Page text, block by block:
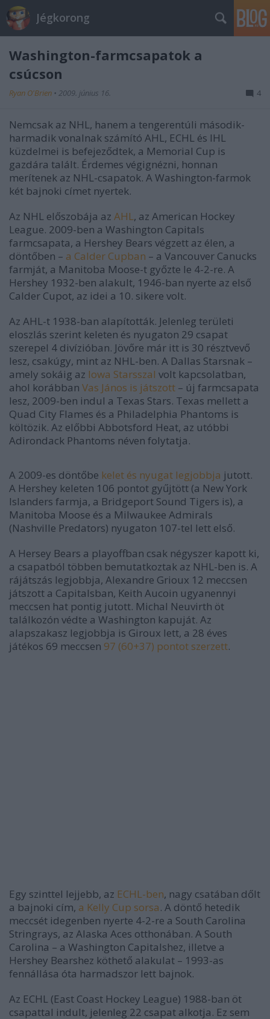
Jégkorong
Washington-farmcsapatok a
csúcson
Ryan O'Brien • 2009. június 16. 4
Nemcsak az NHL, hanem a tengerentúli második-
harmadik vonalnak számító AHL, ECHL és IHL
küzdelmei is befejeződtek, a Memorial Cup is
gazdára talált. Érdemes végignézni, honnan
merítenek az NHL-csapatok. A Washington-farmok
két bajnoki címet nyertek.
Az NHL előszobája az AHL, az American Hockey
League. 2009-ben a Washington Capitals
farmcsapata, a Hershey Bears végzett az élen, a
döntőben – a Calder Cupban – a Vancouver Canucks
farmját, a Manitoba Moose-t győzte le 4-2-re. A
Hershey 1932-ben alakult, 1946-ban nyerte az első
Calder Cupot, az idei a 10. sikere volt.
Az AHL-t 1938-ban alapították. Jelenleg területi
eloszlás szerint keleten és nyugaton 29 csapat
szerepel 4 divízióban. Jövőre már itt is 30 résztvevő
lesz, csakúgy, mint az NHL-ben. A Dallas Starsnak –
amely sokáig az Iowa Starsszal volt kapcsolatban,
ahol korábban Vas János is játszott – új farmcsapata
lesz, 2009-ben indul a Texas Stars. Texas mellett a
Quad City Flames és a Philadelphia Phantoms is
költözik. Az előbbi Abbotsford Heat, az utóbbi
Adirondack Phantoms néven folytatja.
A 2009-es döntőbe kelet és nyugat legjobbja jutott.
A Hershey keleten 106 pontot gyűjtött (a New York
Islanders farmja, a Bridgeport Sound Tigers is), a
Manitoba Moose és a Milwaukee Admirals
(Nashville Predators) nyugaton 107-tel lett első.
A Hersey Bears a playoffban csak négyszer kapott ki,
a csapatból többen bemutatkoztak az NHL-ben is. A
rájátszás legjobbja, Alexandre Grioux 12 meccsen
játszott a Capitalsban, Keith Aucoin ugyanennyi
meccsen hat pontig jutott. Michal Neuvirth öt
találkozón védte a Washington kapuját. Az
alapszakasz legjobbja is Giroux lett, a 28 éves
játékos 69 meccsen 97 (60+37) pontot szerzett.
Egy szinttel lejjebb, az ECHL-ben, nagy csatában dőlt
a bajnoki cím, a Kelly Cup sorsa. A döntő hetedik
meccsét idegenben nyerte 4-2-re a South Carolina
Stringrays, az Alaska Aces otthonában. A South
Carolina – a Washington Capitalshez, illetve a
Hershey Bearshez köthető alakulat – 1993-as
fennállása óta harmadszor lett bajnok.
Az ECHL (East Coast Hockey League) 1988-ban öt
csapattal indult, jelenleg 22 csapat alkotja. Ez sem